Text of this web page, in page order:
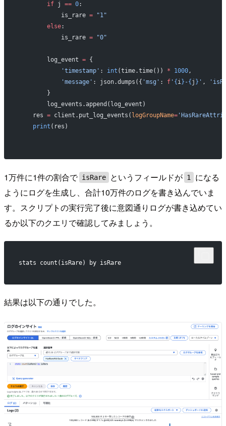
        if
j == 0:
            is_rare
= "1"
        else
:
            is_rare
= "0"
        log_event
= {
            'timestamp'
: int (time.time()) * 1000,
            'message'
: json.dumps({ 'msg' : f' { i} -{ j } ' ,
        }
        log_events.append(log_event)
    res
= client.put_log_events( logGroupName=
    print
(res)
1万件に1件の割合で isRare というフィールドが 1
になる
ようにログを生成し、合計10万件のログを書き込んでいま
す。スクリプトの実行完了後に意図通りログが書き込めてい
るか以下のクエリで確認してみましょう。
stats count(isRare) by isRare
結果は以下の通りでした。